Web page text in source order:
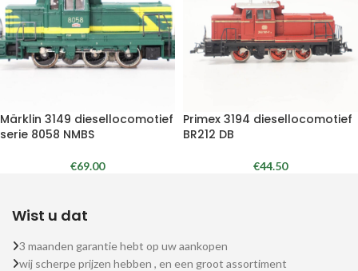
Märklin 3149 diesellocomotief
serie 8058 NMBS
€69.00
Primex 3194 diesellocomotief
BR212 DB
€44.50
Wist u dat
3 maanden garantie hebt op uw aankopen
wij scherpe prijzen hebben , en een groot assortiment